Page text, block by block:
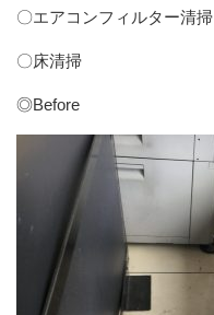
〇エアコンフィルター清掃
〇床清掃
◎Before